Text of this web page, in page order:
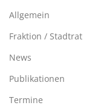
Allgemein
Fraktion / Stadtrat
News
Publikationen
Termine